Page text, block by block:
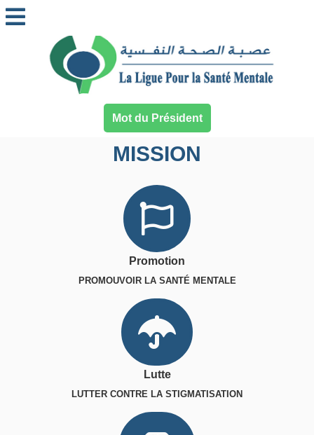
Mot du Président
MISSION
Promotion
PROMOUVOIR LA SANTÉ MENTALE
Lutte
LUTTER CONTRE LA STIGMATISATION